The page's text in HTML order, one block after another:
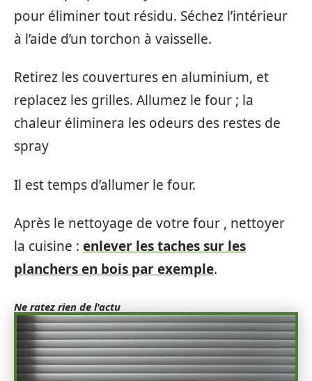
pour éliminer tout résidu. Séchez l’intérieur
à l’aide d’un torchon à vaisselle.
Retirez les couvertures en aluminium, et
replacez les grilles. Allumez le four ; la
chaleur éliminera les odeurs des restes de
spray
Il est temps d’allumer le four.
Après le nettoyage de votre four , nettoyer
la cuisine : enlever les taches sur les
planchers en bois par exemple.
Ne ratez rien de l'actu